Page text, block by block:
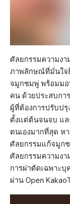
ศัลยกรรมความงา
ภาพลักษณ์ที่มั่นใจ
จมูกชมพู่ พร้อมมอ
คน ด้วยประสบกา
ผู้ที่ต้องการปรับป
ตั้งแต่ต้นจนจบ แล
ตนเองมากที่สุด ห
ศัลยกรรมแก้จมูก
ศัลยกรรมความงา
การผ่าตัดเฉพาะ
ผ่าน Open